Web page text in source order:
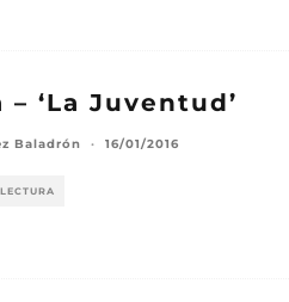
‘La Juventud’
Baladrón · 16/01/2016